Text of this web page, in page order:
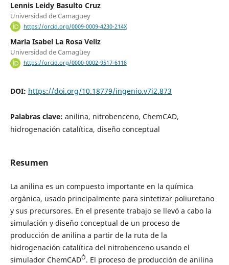
Lennis Leidy Basulto Cruz
Universidad de Camaguey
https://orcid.org/0009-0009-4230-214X
Maria Isabel La Rosa Veliz
Universidad de Camagüey
https://orcid.org/0000-0002-9517-6118
DOI: https://doi.org/10.18779/ingenio.v7i2.873
Palabras clave: anilina, nitrobenceno, ChemCAD,
hidrogenación catalítica, diseño conceptual
Resumen
La anilina es un compuesto importante en la química
orgánica, usado principalmente para sintetizar poliuretano
y sus precursores. En el presente trabajo se llevó a cabo la
simulación y diseño conceptual de un proceso de
producción de anilina a partir de la ruta de la
hidrogenación catalítica del nitrobenceno usando el
simulador ChemCADÒ. El proceso de producción de anilina